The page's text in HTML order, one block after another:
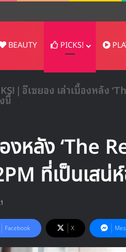
BEAUTY PICKS!
| อีเซยอง เล่าเบื้องหลัง
นี้
งหลัง ‘The
ที่เป็นเสน่
Facebook X